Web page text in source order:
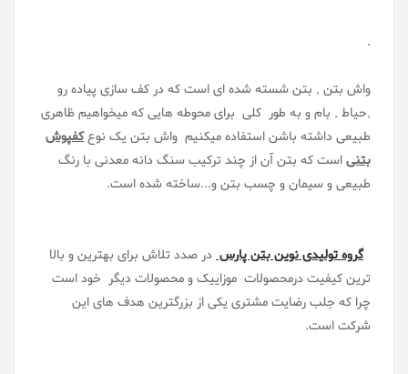
.
واش بتن , بتن شسته شده ای است که در کف سازی پیاده رو
,حیاط , بام و به طور کلی برای محوطه هایی که میخواهیم ظاهری
طبیعی داشته باشن استفاده میکنیم واش بتن یک نوعکفپوش
بتنیاست که بتن آن از چند ترکیب سنگ دانه معدنی با رنگ
طبیعی و سیمان و چسب بتن و...ساخته شده است.
گروه تولیدی نوین بتن پارس در صدد تلاش برای بهترین و بالا
ترین کیفیت درمحصولات موزاییک و محصولات دیگر خود است
چرا که جلب رضایت مشتری یکی از بزرگترین هدف های این
شرکت است.